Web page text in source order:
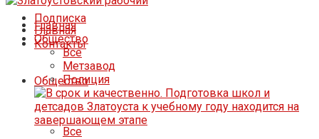
Подписка
Контакты
Главная
Общество
Все
Главная
Общество
Все
Метзавод
Полиция